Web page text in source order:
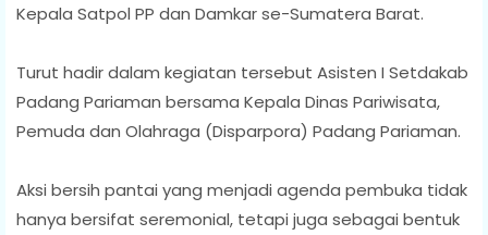
Kepala Satpol PP dan Damkar se-Sumatera Barat.
Turut hadir dalam kegiatan tersebut Asisten I Setdakab
Padang Pariaman bersama Kepala Dinas Pariwisata,
Pemuda dan Olahraga (Disparpora) Padang Pariaman.
Aksi bersih pantai yang menjadi agenda pembuka tidak
hanya bersifat seremonial, tetapi juga sebagai bentuk